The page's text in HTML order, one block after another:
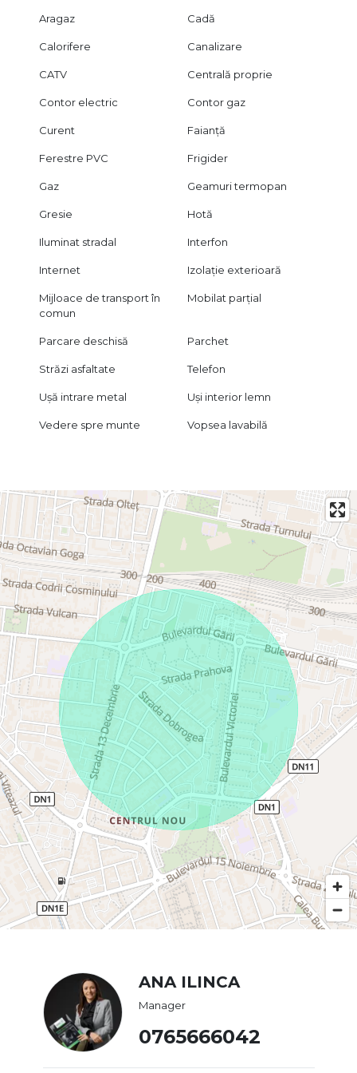
Aragaz Cadă
Calorifere Canalizare
CATV Centrală proprie
Contor electric Contor gaz
Curent Faianță
Ferestre PVC Frigider
Gaz Geamuri termopan
Gresie Hotă
Iluminat stradal Interfon
Internet Izolație exterioară
Mijloace de transport în
comun
Mobilat parțial
Parcare deschisă Parchet
Străzi asfaltate Telefon
Ușă intrare metal Uși interior lemn
Vedere spre munte Vopsea lavabilă
ANA ILINCA
Manager
0765666042